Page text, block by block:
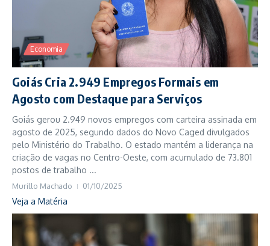
Economia
Goiás Cria 2.949 Empregos Formais em
Agosto com Destaque para Serviços
Goiás gerou 2.949 novos empregos com carteira assinada em
agosto de 2025, segundo dados do Novo Caged divulgados
pelo Ministério do Trabalho. O estado mantém a liderança na
criação de vagas no Centro-Oeste, com acumulado de 73.801
postos de trabalho ...
Murillo Machado 01/10/2025
Veja a Matéria